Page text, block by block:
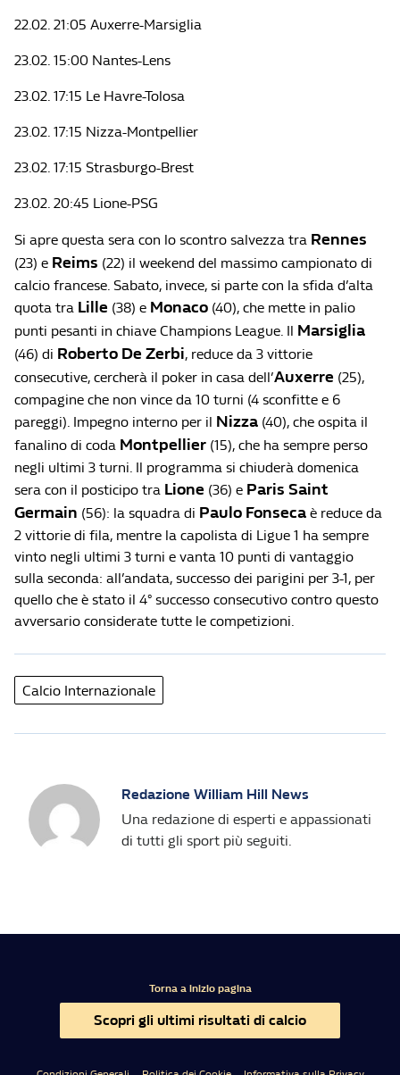
22.02. 21:05 Auxerre-Marsiglia
23.02. 15:00 Nantes-Lens
23.02. 17:15 Le Havre-Tolosa
23.02. 17:15 Nizza-Montpellier
23.02. 17:15 Strasburgo-Brest
23.02. 20:45 Lione-PSG
Si apre questa sera con lo scontro salvezza tra Rennes
(23) e Reims (22) il weekend del massimo campionato di
calcio francese. Sabato, invece, si parte con la sfida d’alta
quota tra Lille (38) e Monaco (40), che mette in palio
punti pesanti in chiave Champions League. Il Marsiglia
(46) di Roberto De Zerbi, reduce da 3 vittorie
consecutive, cercherà il poker in casa dell’Auxerre (25),
compagine che non vince da 10 turni (4 sconfitte e 6
pareggi). Impegno interno per il Nizza (40), che ospita il
fanalino di coda Montpellier (15), che ha sempre perso
negli ultimi 3 turni. Il programma si chiuderà domenica
sera con il posticipo tra Lione (36) e Paris Saint
Germain (56): la squadra di Paulo Fonseca è reduce da
2 vittorie di fila, mentre la capolista di Ligue 1 ha sempre
vinto negli ultimi 3 turni e vanta 10 punti di vantaggio
sulla seconda: all’andata, successo dei parigini per 3-1, per
quello che è stato il 4° successo consecutivo contro questo
avversario considerate tutte le competizioni.
Calcio Internazionale
Redazione William Hill News
Una redazione di esperti e appassionati
di tutti gli sport più seguiti.
Torna a inizio pagina
Scopri gli ultimi risultati di calcio